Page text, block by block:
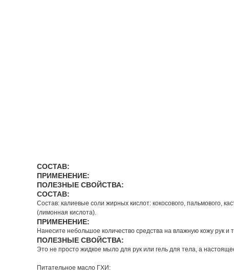
СОСТАВ:
ПРИМЕНЕНИЕ:
ПОЛЕЗНЫЕ СВОЙСТВА:
СОСТАВ:
Состав: калиевые соли жирных кислот: кокосового, пальмового,
(лимонная кислота).
ПРИМЕНЕНИЕ:
Нанесите небольшое количество средства на влажную кожу рук и
ПОЛЕЗНЫЕ СВОЙСТВА:
Это не просто жидкое мыло для рук или гель для тела, а
Питательное масло ГХИ: